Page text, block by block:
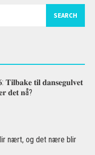
𝐭𝐢𝐥 𝐝𝐚𝐧𝐬𝐞𝐠𝐮𝐥𝐯𝐞𝐭
𝐝𝐞𝐭 𝐧å?
nært, og det nære blir